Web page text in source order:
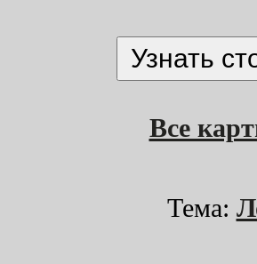
Все
Тема: